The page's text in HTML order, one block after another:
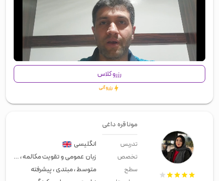
00:00/01:26
رزرو کلاس
رزرو آنی
مونا قره داغی
تدریس انگلیسی
تخصص زبان عمومی و تقویت مکالمه،معلم
سطح متوسط،مبتدی،پیشرفته